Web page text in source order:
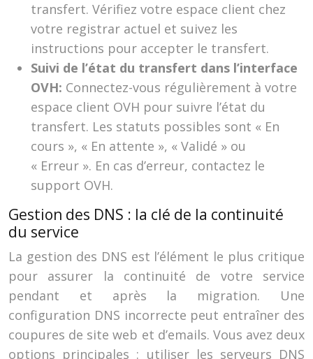
transfert. Vérifiez votre espace client chez
votre registrar actuel et suivez les
instructions pour accepter le transfert.
Suivi de l’état du transfert dans l’interface
OVH: Connectez-vous régulièrement à votre
espace client OVH pour suivre l’état du
transfert. Les statuts possibles sont « En
cours », « En attente », « Validé » ou
« Erreur ». En cas d’erreur, contactez le
support OVH.
Gestion des DNS : la clé de la continuité
du service
La gestion des DNS est l’élément le plus critique
pour assurer la continuité de votre service
pendant et après la migration. Une
configuration DNS incorrecte peut entraîner des
coupures de site web et d’emails. Vous avez deux
options principales : utiliser les serveurs DNS